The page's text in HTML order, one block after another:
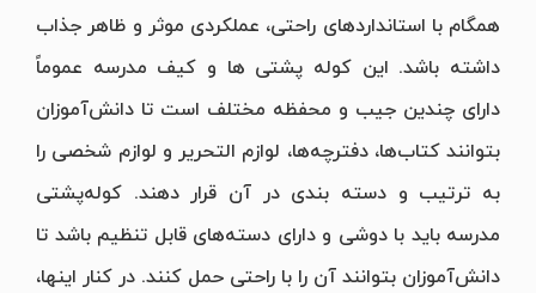
همگام با استانداردهای راحتی، عملکردی موثر و ظاهر جذاب
داشته باشد. این کوله پشتی ها و کیف مدرسه عموماً
دارای چندین جیب و محفظه مختلف است تا دانش‌آموزان
بتوانند کتاب‌ها، دفترچه‌ها، لوازم التحریر و لوازم شخصی را
به ترتیب و دسته بندی در آن قرار دهند. کوله‌پشتی
مدرسه باید با دوشی و دارای دسته‌های قابل تنظیم باشد تا
دانش‌آموزان بتوانند آن را با راحتی حمل کنند. در کنار اینها،